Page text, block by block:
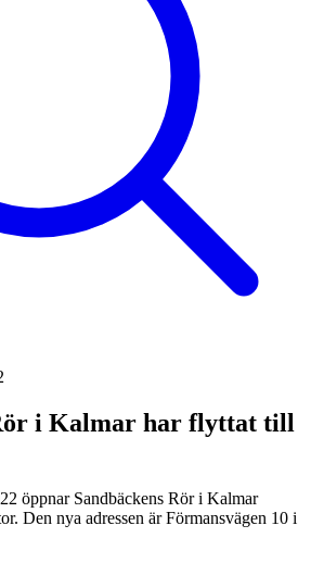
i Kalmar har flyttat till
öppnar Sandbäckens Rör i Kalmar
Den nya adressen är Förmansvägen 10 i